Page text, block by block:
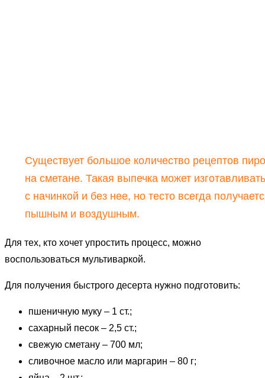
Существует большое количество рецептов
на сметане. Такая выпечка может
с начинкой и без нее, но тесто всегда
пышным и воздушным.
Для тех, кто хочет упростить процесс, можно
воспользоваться мультиваркой.
Для получения быстрого десерта нужно подготовить:
пшеничную муку – 1 ст.;
сахарный песок – 2,5 ст.;
свежую сметану – 700 мл;
сливочное масло или маргарин – 80 г;